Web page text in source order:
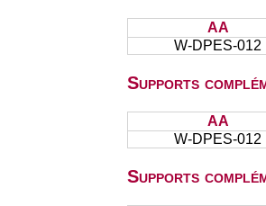
AA
W-DPES-012
Supports
AA
W-DPES-012
Supports